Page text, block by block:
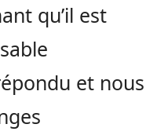
qu’il est
et nous